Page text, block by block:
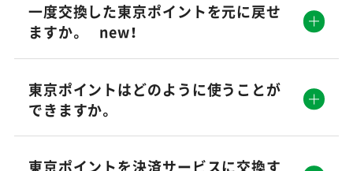
一度交換した東京ポイントを元に戻せ
ますか。 new！
東京ポイントはどのように使うことが
できますか。
東京ポイントを決済サービスに交換す